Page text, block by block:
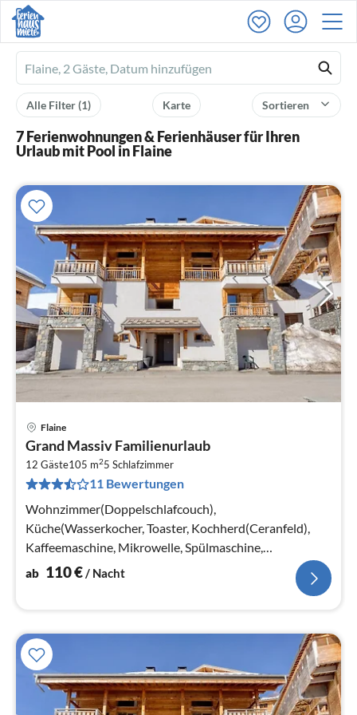
Ferienhausmiete
logo
Sortieren
Karte
Alle Filter(1)
7 Ferienwohnungen & Ferienhäuser für Ihren
Urlaub mit Pool in Flaine
Flaine
Grand Massiv Familienurlaub
12 Gäste105 m25 Schlafzimmer
11 Bewertungen
Wohnzimmer(Doppelschlafcouch),
Küche(Wasserkocher, Toaster, Kochherd(Ceranfeld),
Kaffeemaschine, Mikrowelle, Spülmaschine,
Kühlschrank)
ab 110€/ Nacht